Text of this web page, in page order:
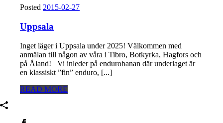
Posted 2015-02-27
Uppsala
Inget läger i Uppsala under 2025! Välkommen med
anmälan till någon av våra i Tibro, Botkyrka, Hagfors och
på Åland! Vi inleder på endurobanan där underlaget är
en klassiskt ”fin” enduro, [...]
READ MORE